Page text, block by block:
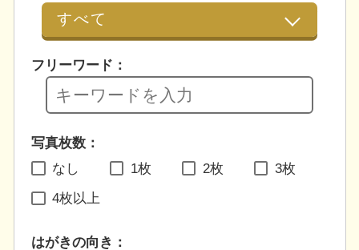
フリーワード：
写真枚数：
なし
1枚 2枚 3枚
4枚以上
はがきの向き：